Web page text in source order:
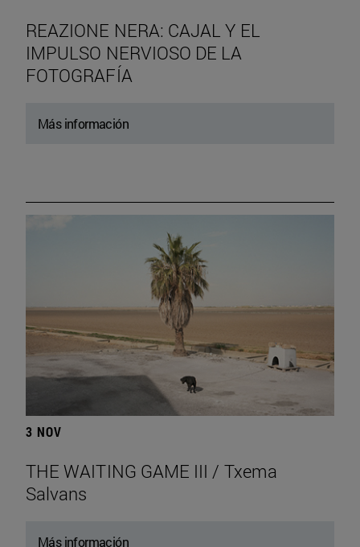
REAZIONE NERA: CAJAL Y EL
IMPULSO NERVIOSO DE LA
FOTOGRAFÍA
Más información
3 NOV
THE WAITING GAME III / Txema
Salvans
Más información